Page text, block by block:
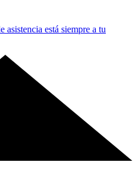
asistencia está siempre a tu